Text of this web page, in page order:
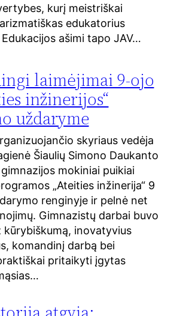
kurį meistriškai
edukatorius
Edukacijos ašimi tapo JAV…
laimėjimai 9-ojo
inžinerijos“
uždaryme
skyriaus vedėja
Šiaulių Simono Daukanto
mokiniai puikiai
„Ateities inžinerija“ 9
renginyje ir pelnė net
Gimnazistų darbai buvo
inovatyvius
komandinį darbą bei
pritaikyti įgytas